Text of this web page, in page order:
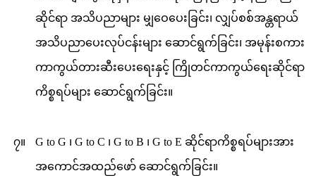
ဆိုင်ရာ အသိပညာများ မျှဝေပေးခြင်း၊ လျှပ်စစ်အန္တရာယ်
အသိပညာပေးလုပ်ငန်းများ ဆောင်ရွက်ခြင်း၊ အမုန်းစကား
ကာကွယ်တားဆီးပေးရေးနှင့် ကြိုတင်ကာကွယ်ရေးဆိုင်ရာ
ကိစ္စရပ်များ ဆောင်ရွက်ခြင်း။
၇။ G to G ၊ G to C ၊ G to B ၊ G to E ဆိုင်ရာကိစ္စရပ်များအား
အကောင်အထည်ဖော် ဆောင်ရွက်ခြင်း။